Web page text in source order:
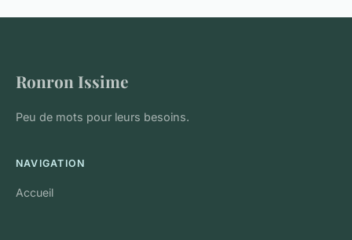
Ronron Issime
Peu de mots pour leurs besoins.
NAVIGATION
Accueil